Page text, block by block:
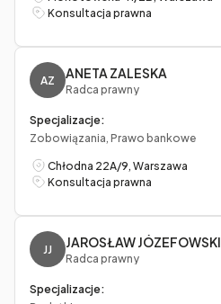
Konsultacja prawna
AZ ANETA ZALESKA
Radca prawny
Specjalizacje:
Zobowiązania, Prawo bankowe
Chłodna 22A/9, Warszawa
Konsultacja prawna
JJ JAROSŁAW JÓZEFOWSKI
Radca prawny
Specjalizacje: